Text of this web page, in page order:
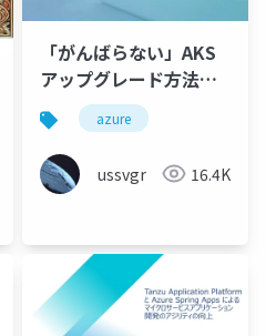
aks
「がんばらない」AKS
アップグレード方法を
考えようazure
ussvgr 16.4K